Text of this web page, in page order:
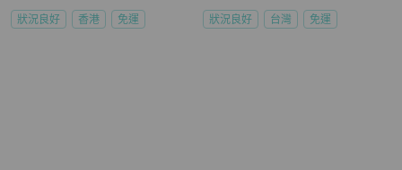
狀況良好 香港 免運 狀況良好 台灣 免運